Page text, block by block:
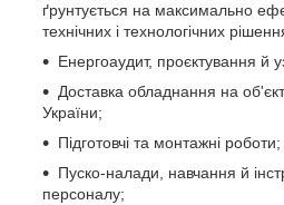
ґрунтується на максимально
технічних і технологічних
Енергоаудит, проєктування й
Доставка обладнання на
України;
Підготовчі та монтажні роботи;
Пуско-налади, навчання й
персоналу;